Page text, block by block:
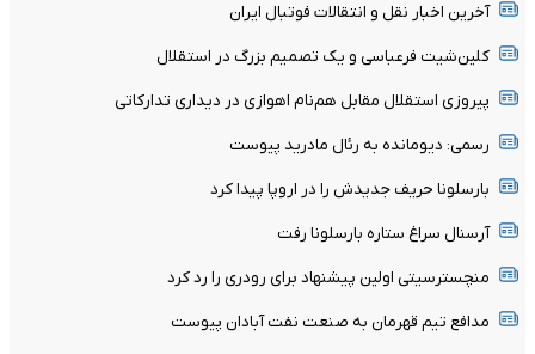
آخرین اخبار نقل و انتقالات فوتبال ایران
کلین‌شیت فرعباسی و یک تصمیم بزرگ در استقلال
پیروزی استقلال مقابل هم‌نام اهوازی در دیداری تدارکاتی
رسمی: دیومانده به رئال مادرید پیوست
بارسلونا حریف جدیدش را در اروپا پیدا کرد
آرسنال سراغ ستاره بارسلونا رفت
منچسترسیتی اولین پیشنهاد برای رودری را رد کرد
مدافع تیم قهرمان به صنعت نفت آبادان پیوست